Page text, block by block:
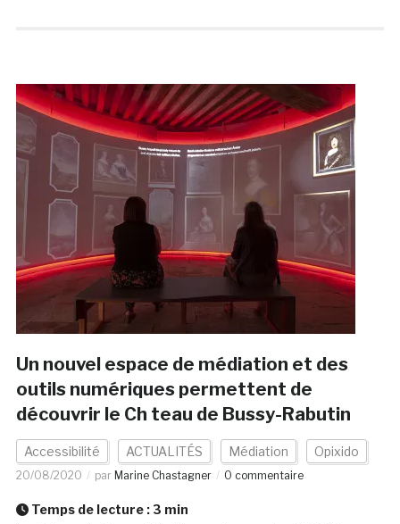
Un nouvel espace de médiation et des
outils numériques permettent de
découvrir le Ch teau de Bussy-Rabutin
Accessibilité ACTUALITÉS Médiation Opixido
20/08/2020 par Marine Chastagner 0 commentaire
Temps de lecture : 3 min